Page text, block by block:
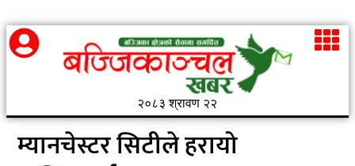
२०८३ श्रावण २२
म्यानचेस्टर सिटीले हरायो